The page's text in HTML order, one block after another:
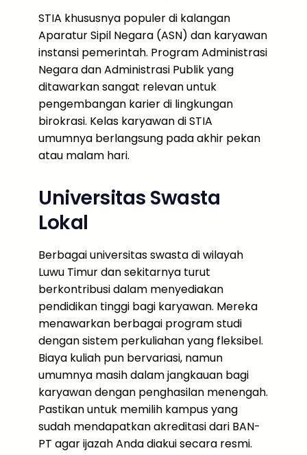
STIA khususnya populer di kalangan
Aparatur Sipil Negara (ASN) dan karyawan
instansi pemerintah. Program Administrasi
Negara dan Administrasi Publik yang
ditawarkan sangat relevan untuk
pengembangan karier di lingkungan
birokrasi. Kelas karyawan di STIA
umumnya berlangsung pada akhir pekan
atau malam hari.
Universitas Swasta
Lokal
Berbagai universitas swasta di wilayah
Luwu Timur dan sekitarnya turut
berkontribusi dalam menyediakan
pendidikan tinggi bagi karyawan. Mereka
menawarkan berbagai program studi
dengan sistem perkuliahan yang fleksibel.
Biaya kuliah pun bervariasi, namun
umumnya masih dalam jangkauan bagi
karyawan dengan penghasilan menengah.
Pastikan untuk memilih kampus yang
sudah mendapatkan akreditasi dari BAN-
PT agar ijazah Anda diakui secara resmi.